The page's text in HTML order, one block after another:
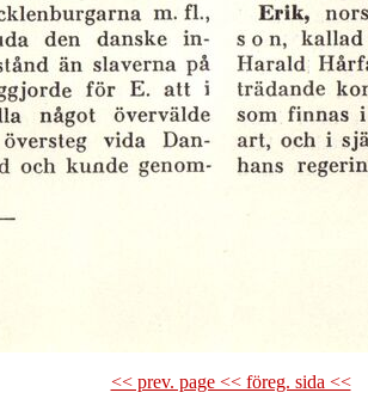
<< prev. page << föreg. sida <<